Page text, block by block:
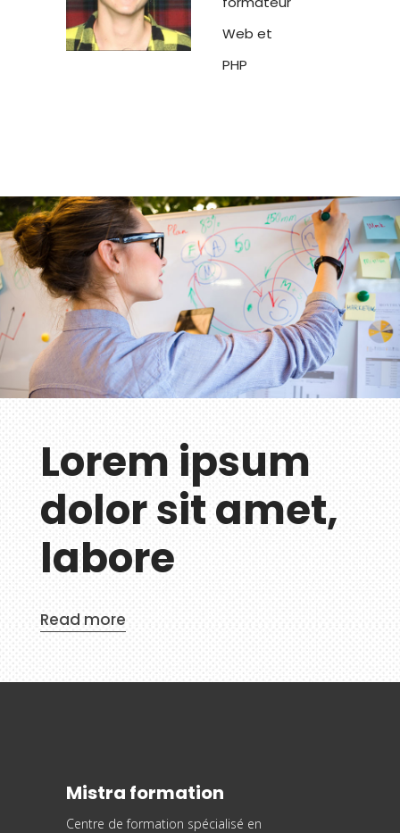
Web et
PHP
Lorem ipsum
dolor sit amet,
labore
Read more
Mistra formation
Centre de formation spécialisé en